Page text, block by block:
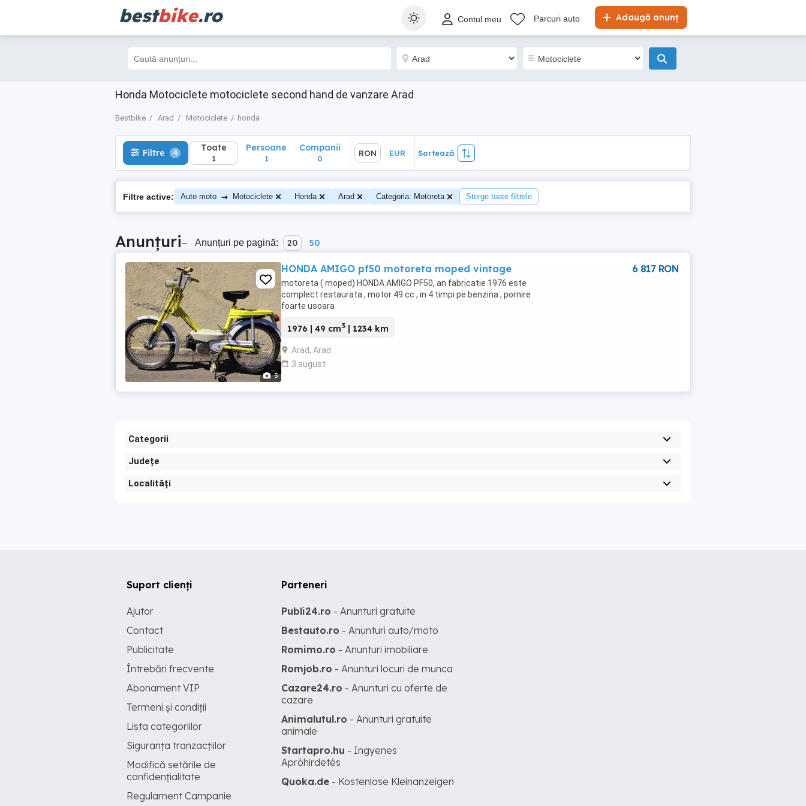
bestbike.ro Adaugă anunț
Contul meu Parcuri auto
Honda Motociclete motociclete second hand de vanzare Arad
Bestbike Arad Motociclete honda
Filtre 4 Toate
1
Sortează
Filtre 4 Toate
1
Persoane
1
Companii
0
RON EUR Sortează
Filtre active: Auto moto → Motociclete Honda Arad Categoria: Motoreta Șterge toate filtrele
Anunțuri– Anunțuri pe pagină: 20 50
5
HONDA AMIGO pf50 motoreta moped vintage
motoreta ( moped) HONDA AMIGO PF50, an fabricatie 1976 este
complect restaurata , motor 49 cc , in 4 timpi pe benzina , pornire
foarte usoara
1976 | 49 cm3 | 1234 km
Arad, Arad
3 august
6 817 RON
Categorii
Județe
Localități
Suport clienți
Ajutor
Contact
Publicitate
Întrebări frecvente
Abonament VIP
Termeni și condiții
Lista categoriilor
Siguranța tranzacțiilor
Modifică setările de
confidențialitate
Regulament Campanie
Parteneri
Publi24.ro - Anunturi gratuite
Bestauto.ro - Anunturi auto/moto
Romimo.ro - Anunturi imobiliare
Romjob.ro - Anunturi locuri de munca
Cazare24.ro - Anunturi cu oferte de
cazare
Animalutul.ro - Anunturi gratuite
animale
Startapro.hu - Ingyenes
Apróhirdetés
Quoka.de - Kostenlose Kleinanzeigen